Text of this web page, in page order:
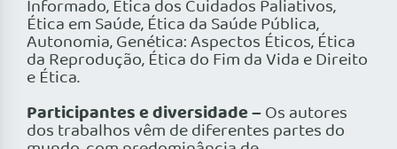
Informado, Ética dos Cuidados Paliativos,
Ética em Saúde, Ética da Saúde Pública,
Autonomia, Genética: Aspectos Éticos, Ética
da Reprodução, Ética do Fim da Vida e Direito
e Ética.
Participantes e diversidade –Os autores
dos trabalhos vêm de diferentes partes do